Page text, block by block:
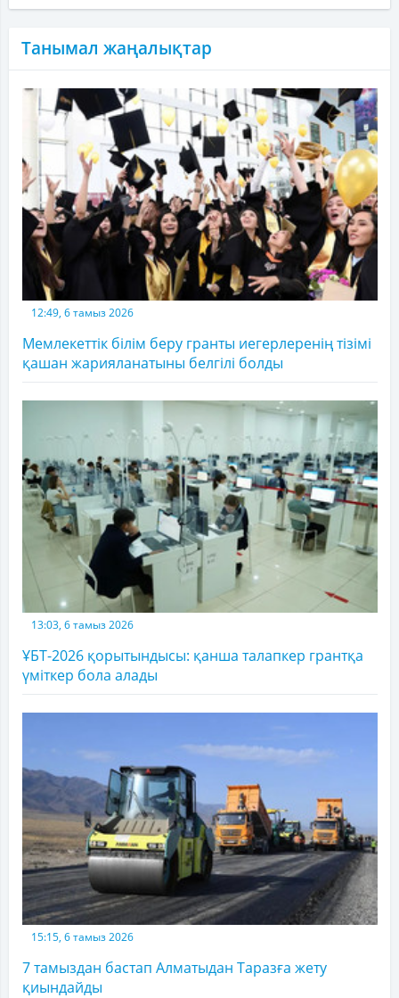
Танымал жаңалықтар
12:49, 6 тамыз 2026
Мемлекеттік білім беру гранты иегерлеренің тізімі
қашан жарияланатыны белгілі болды
13:03, 6 тамыз 2026
ҰБТ-2026 қорытындысы: қанша талапкер грантқа
үміткер бола алады
15:15, 6 тамыз 2026
7 тамыздан бастап Алматыдан Таразға жету
қиындайды